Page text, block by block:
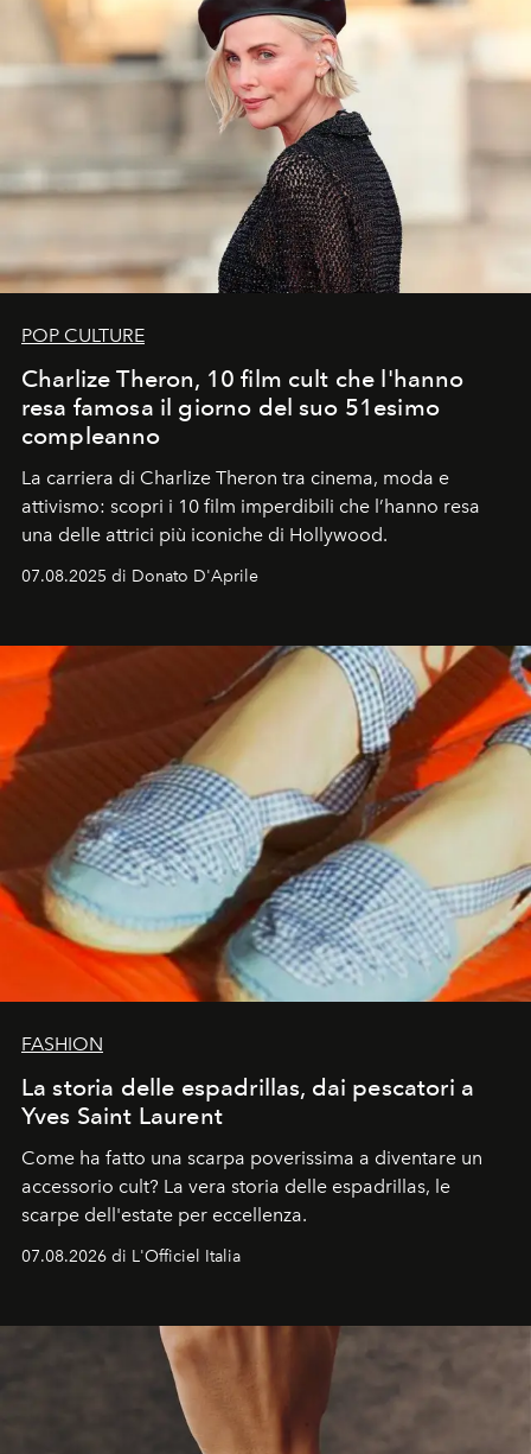
POP CULTURE
Charlize Theron, 10 film cult che l'hanno
resa famosa il giorno del suo 51esimo
compleanno
La carriera di Charlize Theron tra cinema, moda e
attivismo: scopri i 10 film imperdibili che l’hanno resa
una delle attrici più iconiche di Hollywood.
07.08.2025 di Donato D'Aprile
FASHION
La storia delle espadrillas, dai pescatori a
Yves Saint Laurent
Come ha fatto una scarpa poverissima a diventare un
accessorio cult? La vera storia delle espadrillas, le
scarpe dell'estate per eccellenza.
07.08.2026 di L'Officiel Italia